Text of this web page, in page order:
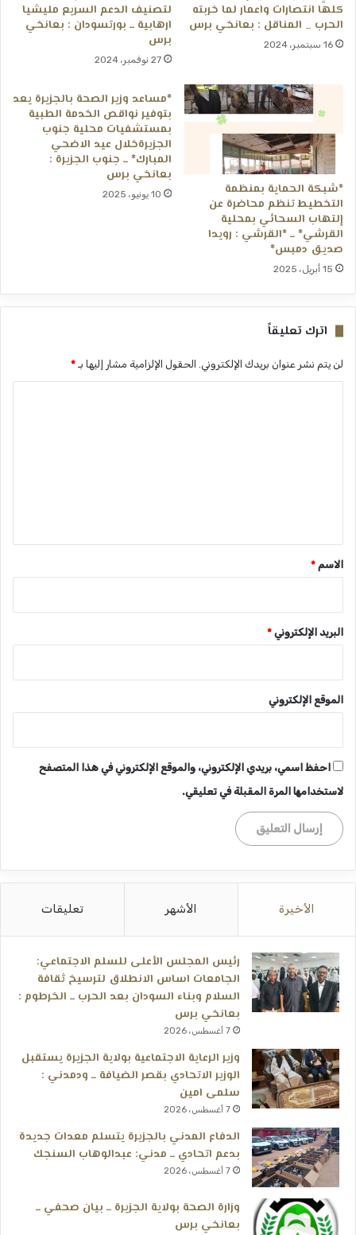
كلها انتصارات واعمار لما خربته
الحرب _ المناقل : بعانخي برس
16 سبتمبر، 2024
لتصنيف الدعم السريع مليشيا
ارهابية ــ بورتسودان : بعانخي
برس
27 نوفمبر، 2024
*شبكة الحماية بمنظمة
التخطيط تنظم محاضرة عن
إلتهاب السحائي بمحلية
القرشي* ــ *القرشي : رويدا
صديق دمبس*
15 أبريل، 2025
*مساعد وزير الصحة بالجزيرة يعد
بتوفير نواقص الخدمة الطبية
بمستشفيات محلية جنوب
الجزيرةخلال عيد الاضحي
المبارك* ــ جنوب الجزيرة :
بعانخي برس
10 يونيو، 2025
اترك تعليقاً
لن يتم نشر عنوان بريدك الإلكتروني. الحقول الإلزامية مشار إليها بـ *
*
الاسم *
البريد الإلكتروني *
الموقع الإلكتروني
احفظ اسمي، بريدي الإلكتروني، والموقع الإلكتروني في هذا المتصفح
لاستخدامها المرة المقبلة في تعليقي.
الأخيرة الأشهر تعليقات
رئيس المجلس الأعلى للسلم الاجتماعي:
الجامعات اساس الانطلاق لترسيخ ثقافة
السلام وبناء السودان بعد الحرب ــ الخرطوم :
بعانخي برس
7 أغسطس، 2026
وزير الرعاية الاجتماعية بولاية الجزيرة يستقبل
الوزير الاتحادي بقصر الضيافة ــ ودمدني :
سلمى امين
7 أغسطس، 2026
الدفاع المدني بالجزيرة يتسلم معدات جديدة
بدعم اتحادي ــ مدني: عبدالوهاب السنجك
7 أغسطس، 2026
وزارة الصحة بولاية الجزيرة ــ بيان صحفي ــ
بعانخي برس